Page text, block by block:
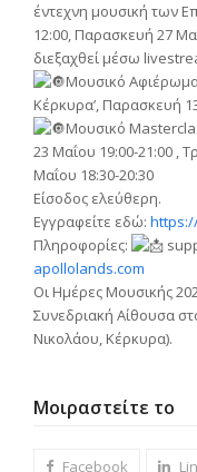
έντεχνη μουσική των
12:00, Παρασκευή 27
διεξαχθεί μέσω
Μουσικό
Κέρκυρα’, Παρασκευή
Μουσικό
23 Μαΐου 19:00-21:00 ,
Μαΐου 18:30-20:30
Είσοδος ελεύθερη.
Εγγραφείτε εδώ:
Πληροφορίες:
apollolands.com
Οι Ημέρες Μουσικής
Συνεδριακή Αίθουσα
Νικολάου, Κέρκυρα).
Μοιραστείτε το
Facebook